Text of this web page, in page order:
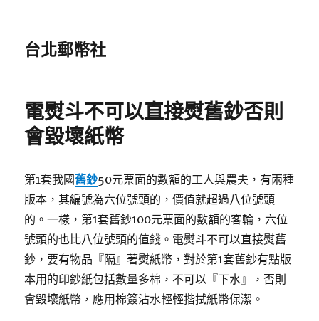
台北郵幣社
電熨斗不可以直接熨舊鈔否則
會毀壞紙幣
第1套我國舊鈔50元票面的數額的工人與農夫，有兩種
版本，其編號為六位號頭的，價值就超過八位號頭
的。一樣，第1套舊鈔100元票面的數額的客輪，六位
號頭的也比八位號頭的值錢。電熨斗不可以直接熨舊
鈔，要有物品『隔』著熨紙幣，對於第1套舊鈔有點版
本用的印鈔紙包括數量多棉，不可以『下水』，否則
會毀壞紙幣，應用棉簽沾水輕輕揩拭紙幣保潔。